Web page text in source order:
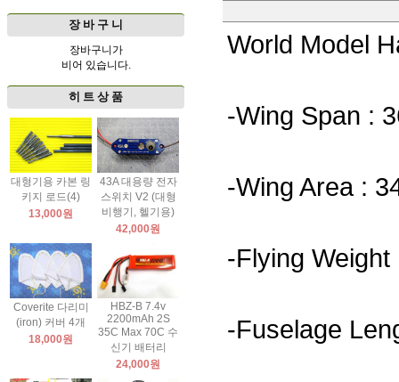
장 바 구 니
장바구니가
비어 있습니다.
히 트 상 품
대형기용 카본 링
키지 로드(4)
13,000원
43A 대용량 전자
스위치 V2 (대형
비행기, 헬기용)
42,000원
Coverite 다리미
(iron) 커버 4개
18,000원
HBZ-B 7.4v
2200mAh 2S
35C Max 70C 수
신기 배터리
24,000원
World Model
-Wing Span :
-Wing Area :
-Flying
-Fuselage